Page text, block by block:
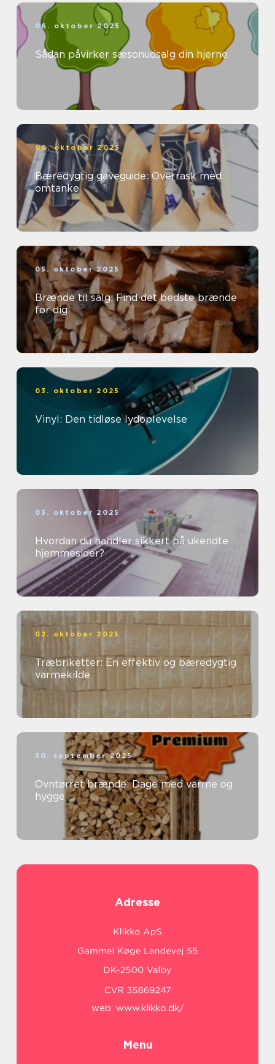
06. oktober 2025
Sådan påvirker sæsonudsalg din hjerne
06. oktober 2025
Bæredygtig gaveguide: Overrask med
omtanke
05. oktober 2025
Brænde til salg: Find det bedste brænde
for dig
03. oktober 2025
Vinyl: Den tidløse lydoplevelse
03. oktober 2025
Hvordan du handler sikkert på ukendte
hjemmesider?
02. oktober 2025
Træbriketter: En effektiv og bæredygtig
varmekilde
30. september 2025
Ovntørret brænde: Dage med varme og
hygge
Adresse
web: www.klikko.dk/
Menu